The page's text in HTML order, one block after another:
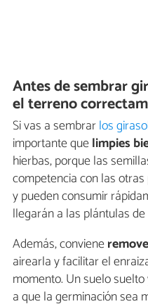
Antes de sembrar
el terreno
Si vas a sembrarlos
importante quelimpies
hierbas, porque las
competencia con las
y pueden consumir
llegarán a las plántulas
Además, conviene
airearla y facilitar el
momento. Un suelo
a que la germinación sea